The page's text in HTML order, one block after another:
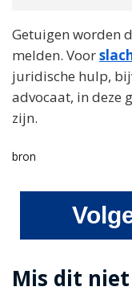
Getuigen worden
melden. Voor
juridische hulp,
advocaat, in deze
zijn.
bron
Mis dit niet